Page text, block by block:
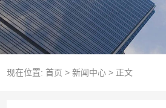
现在位置: 首页 > 新闻中心> 正文